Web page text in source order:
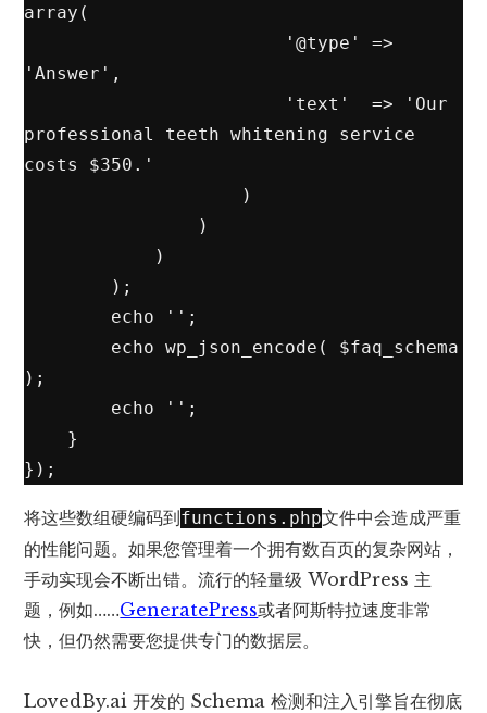
array(
'Answer',
professional teeth whitening service
costs $350.'
);
});
将这些数组硬编码到functions.php文件中会造成严重
的性能问题。如果您管理着一个拥有数百页的复杂网站，
手动实现会不断出错。流行的轻量级 WordPress 主
题，例如……GeneratePress或者阿斯特拉速度非常
快，但仍然需要您提供专门的数据层。
LovedBy.ai 开发的 Schema 检测和注入引擎旨在彻底